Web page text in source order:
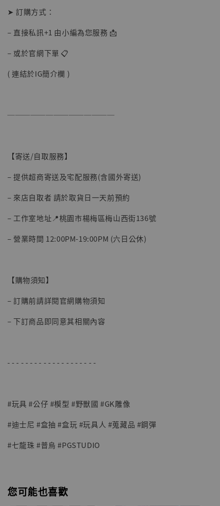
子彈飛 鵝城縣長 張麻子 [BK01]
NT$ 4,980
加入購物車
➤ 訂購方式：
– 直接私訊+1 由小編為您服務 📩
– 或於官網下單 📋
( 連結於IG簡介欄 )
──────────────
【寄送/自取服務】
– 提供超商寄送及宅配服務(含國外寄送)
– 來店自取者 請於取貨日一天前預約
– 工作室地址📍桃園市楊梅區梅山西街136號
– 營業時間 12:00PM-19:00PM (六日公休)
【購物須知】
– 訂購前請詳閱官網購物須知
– 下訂商品即同意其相關內容
- - - - - - - - - - - - - - - - - - - -
#玩具 #公仔 #模型 #野獸國 #GK雕像
#迪士尼 #盒抽 #盒玩 #玩具人 #蒐藏品 #鋼彈
#七龍珠 #普烏 #PGSTUDIO
您可能也喜歡